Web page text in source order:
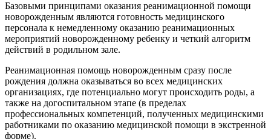
Базовыми принципами оказания реанимационной помощи
новорожденным являются готовность медицинского
персонала к немедленному оказанию реанимационных
мероприятий новорожденному ребенку и четкий алгоритм
действий в родильном зале.
Реанимационная помощь новорожденным сразу после
рождения должна оказываться во всех медицинских
организациях, где потенциально могут происходить роды, а
также на догоспитальном этапе (в пределах
профессиональных компетенций, полученных медицинскими
работниками по оказанию медицинской помощи в экстренной
форме).